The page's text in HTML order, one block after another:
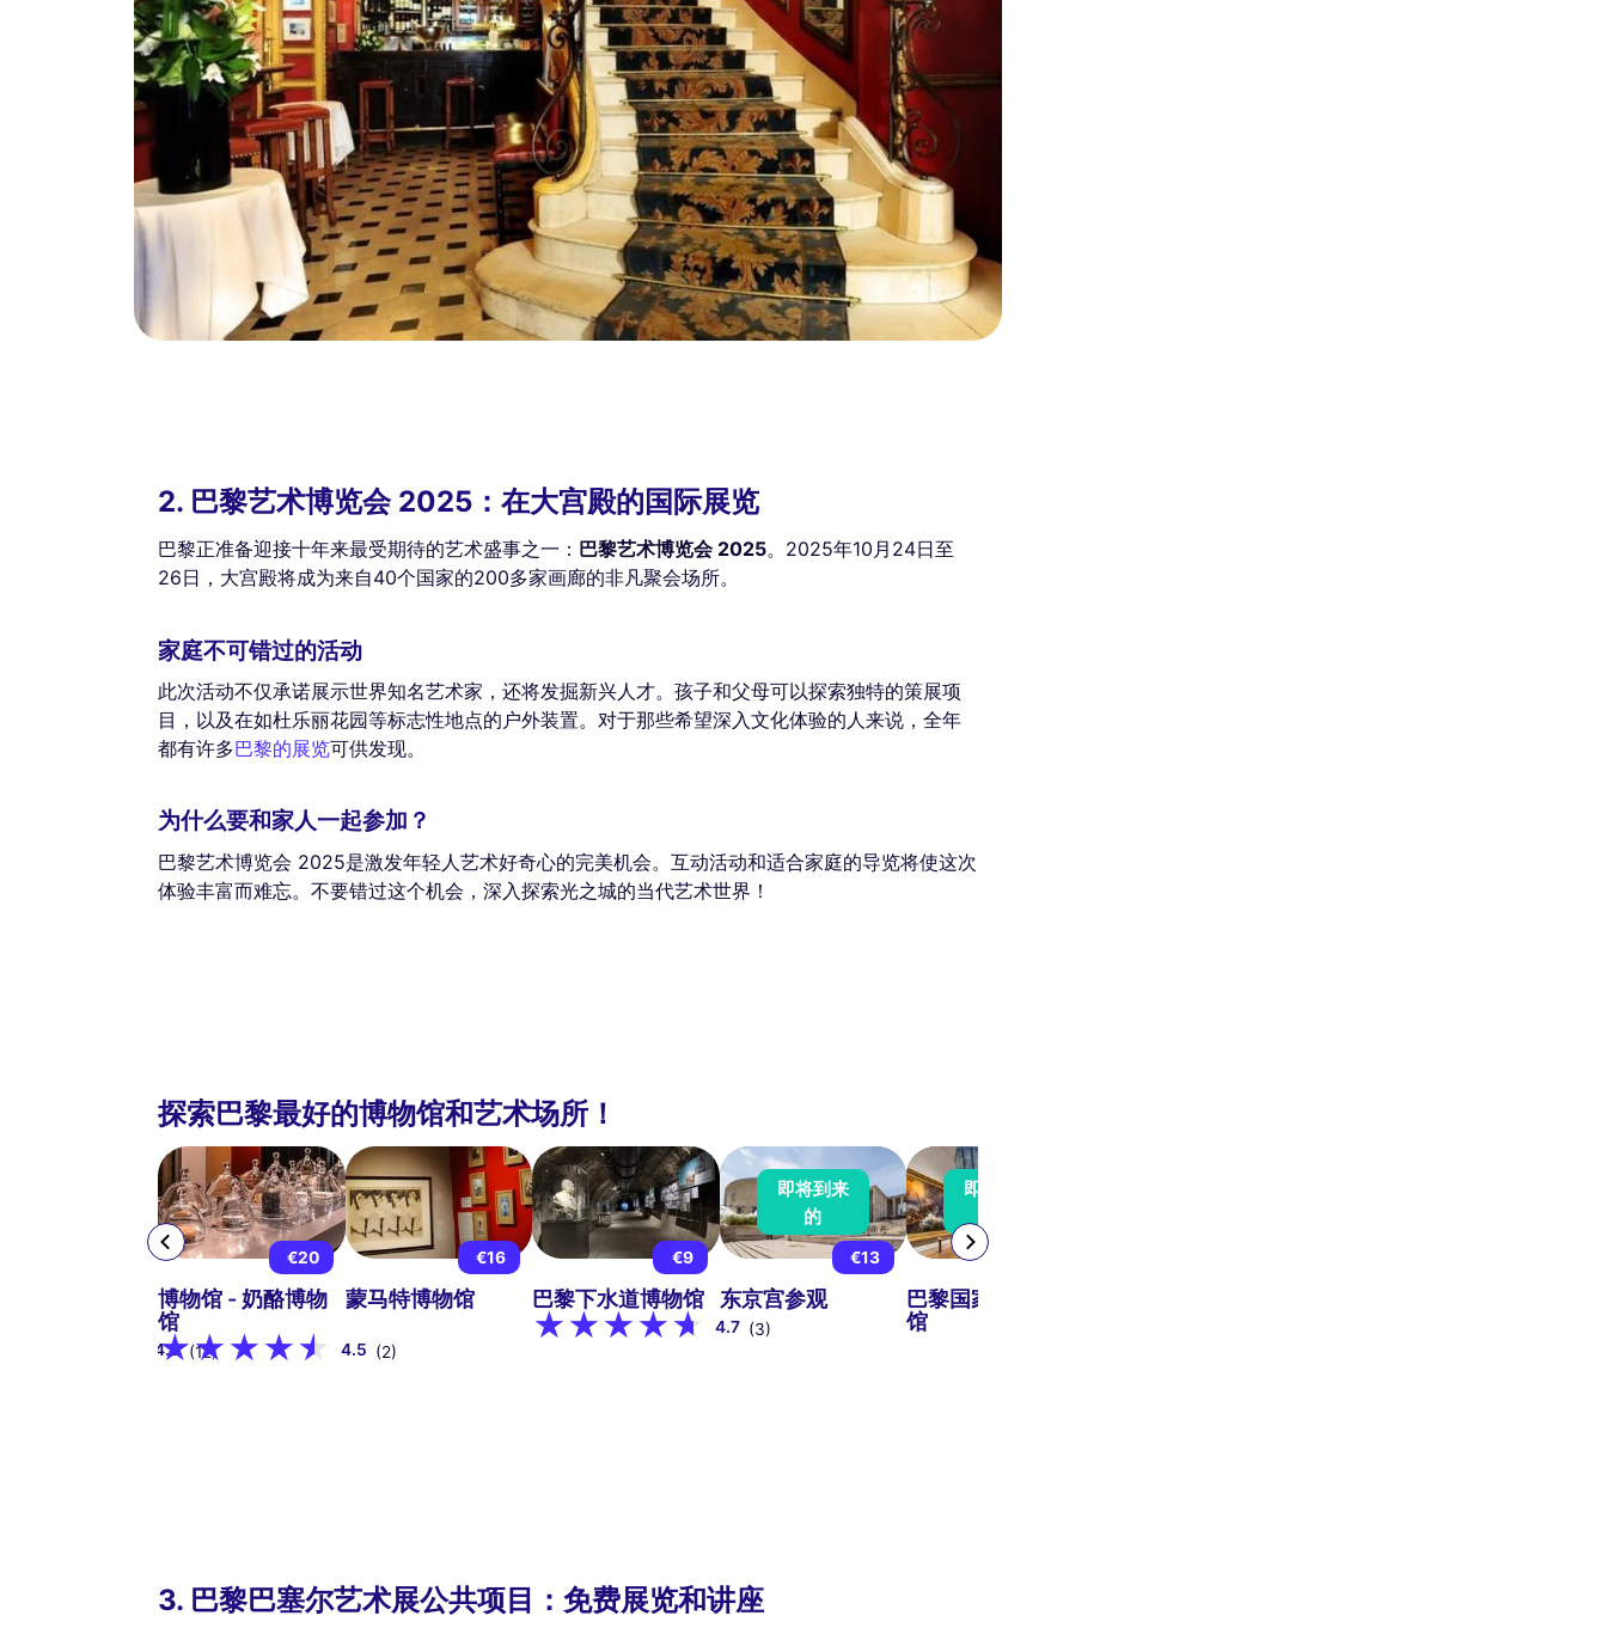
2. 巴黎艺术博览会 2025：在大宫殿的国际展览
巴黎正准备迎接十年来最受期待的艺术盛事之一： 巴黎艺术博览会 2025。2025年10月24日至
26日，大宫殿将成为来自40个国家的200多家画廊的非凡聚会场所。
家庭不可错过的活动
此次活动不仅承诺展示世界知名艺术家，还将发掘新兴人才。孩子和父母可以探索独特的策展项
目，以及在如杜乐丽花园等标志性地点的户外装置。对于那些希望深入文化体验的人来说，全年
都有许多巴黎的展览可供发现。
为什么要和家人一起参加？
巴黎艺术博览会 2025是激发年轻人艺术好奇心的完美机会。互动活动和适合家庭的导览将使这次
体验丰富而难忘。不要错过这个机会，深入探索光之城的当代艺术世界！
探索巴黎最好的博物馆和艺术场所！
4.9 (12)
€20
博物馆 - 奶酪博物
馆
4.5 (2)
€16
蒙马特博物馆
€9
巴黎下水道博物馆
4.7 (3)
即将到来
的
€13
东京宫参观
即将到来
巴黎国家海洋博物
馆
3. 巴黎巴塞尔艺术展公共项目：免费展览和讲座